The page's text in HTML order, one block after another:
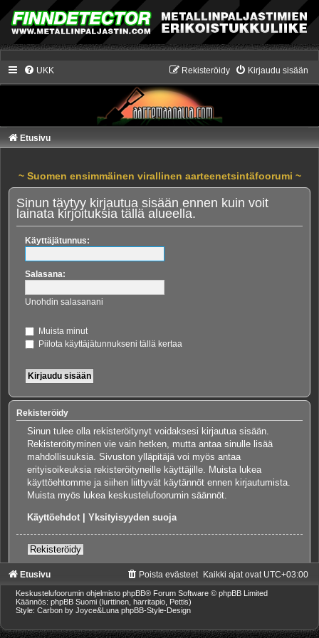
UKK Kirjaudu sisään
Rekisteröidy
Etusivu
~ Suomen ensimmäinen virallinen aarteenetsintäfoorumi ~
Sinun täytyy kirjautua sisään ennen kuin voit
lainata kirjoituksia tällä alueella.
Käyttäjätunnus:
Salasana:
Unohdin salasanani
Muista minut
Piilota käyttäjätunnukseni tällä kertaa
Rekisteröidy
Sinun tulee olla rekisteröitynyt voidaksesi kirjautua sisään.
Rekisteröityminen vie vain hetken, mutta antaa sinulle lisää
mahdollisuuksia. Sivuston ylläpitäjä voi myös antaa
erityisoikeuksia rekisteröityneille käyttäjille. Muista lukea
käyttöehtomme ja siihen liittyvät käytännöt ennen kirjautumista.
Muista myös lukea keskustelufoorumin säännöt.
Käyttöehdot| Yksityisyyden suoja
Rekisteröidy
Etusivu Kaikki ajat ovat UTC+03:00
Poista evästeet
Keskustelufoorumin ohjelmisto phpBB® Forum Software © phpBB Limited
Käännös: phpBB Suomi (lurttinen, harritapio, Pettis)
Style: Carbon by Joyce&Luna phpBB-Style-Design